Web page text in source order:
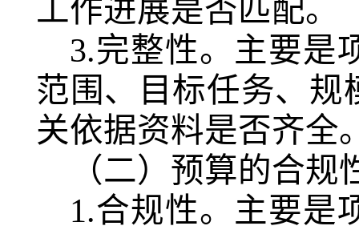
工作进展是否匹配。
3.完整性。主要是
范围、目标任务、规
关依据资料是否齐全
（二）预算的合
1.合规性。主要是